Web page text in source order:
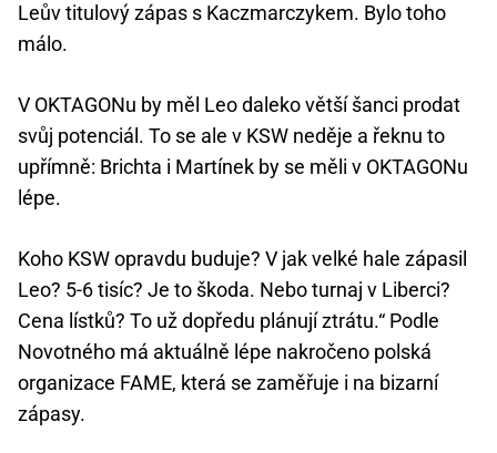
Leův titulový zápas s Kaczmarczykem. Bylo toho
málo.
V OKTAGONu by měl Leo daleko větší šanci prodat
svůj potenciál. To se ale v KSW neděje a řeknu to
upřímně: Brichta i Martínek by se měli v OKTAGONu
lépe.
Koho KSW opravdu buduje? V jak velké hale zápasil
Leo? 5-6 tisíc? Je to škoda. Nebo turnaj v Liberci?
Cena lístků? To už dopředu plánují ztrátu.“ Podle
Novotného má aktuálně lépe nakročeno polská
organizace FAME, která se zaměřuje i na bizarní
zápasy.